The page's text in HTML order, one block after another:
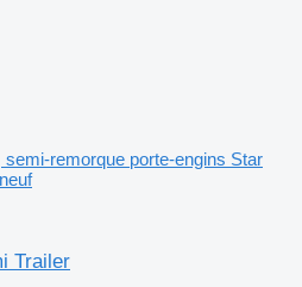
semi-remorque porte-engins Star
Trailer